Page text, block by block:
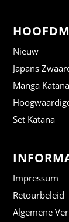
Nieuw
Japans
Manga Katana
Set Katana
Impressum
Retourbeleid
Algemene